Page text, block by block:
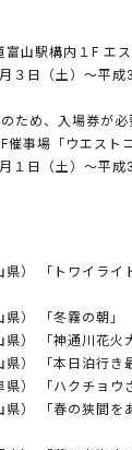
富山駅構内１F エ
（土）～平成
、入場券が必要
催事場「ウエスト
（土）～平成
トワイライト
「冬霧の朝」
「神通川花火大
本日泊行き最
ハクチョウさ
春の狭間をあ